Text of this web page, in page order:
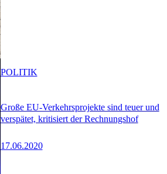
Große EU-Verkehrsprojekte sind teuer und
verspätet, kritisiert der Rechnungshof
17.06.2020
POLITIK